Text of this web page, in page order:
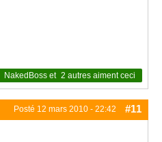
NakedBoss et 2 autres aiment ceci
Posté 12 mars 2010 - 22:42 #11